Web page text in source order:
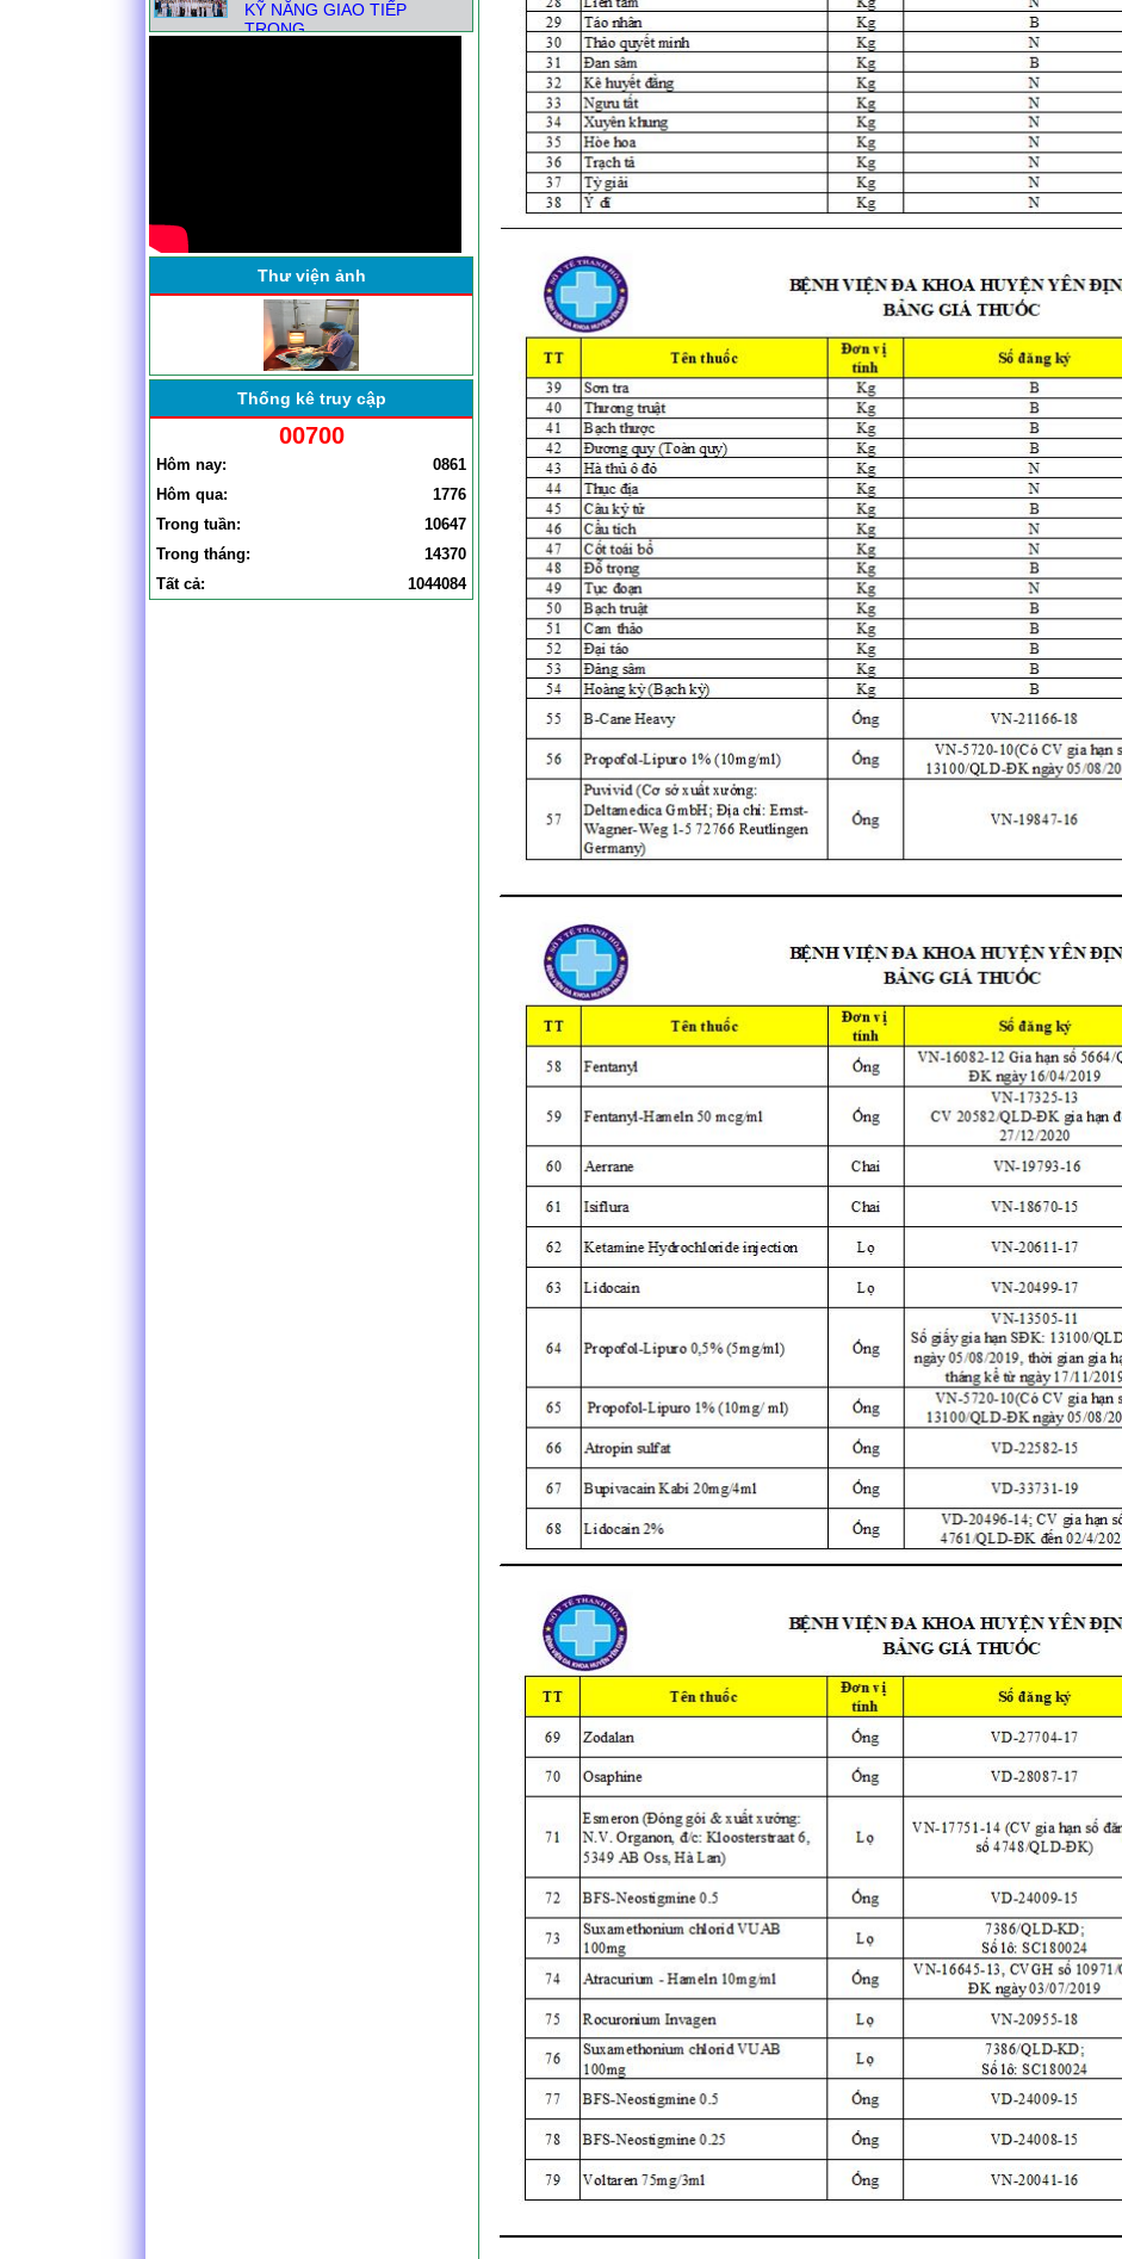
📣THÔNG BÁO THAY ĐỔI
ĐỊA CHỈ HÀNH CHÍNH-
Thư viện ảnh
Thống kê truy cập
00700
Hôm nay:
0861
Hôm qua:
1776
Trong tuần:
10647
Trong tháng:
14370
Tất cả:
1044084